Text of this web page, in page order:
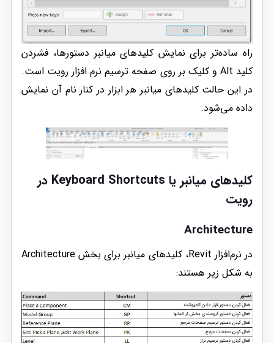
راه ساده‌تر برای نمایش کلیدهای میانبر دستورها، فشردن
کلید Alt و کلیک بر روی صفحه ترسیم نرم افزار رویت است.
در این حالت کلیدهای میانبر هر ابزار در کنار نام آن نمایش
داده می‌شود.
کلیدهای میانبر یا Keyboard Shortcuts در
رویت
Architecture
در نرم‌افزار Revit، کلیدهای میانبر برای بخش Architecture
به شکل زیر هستند: